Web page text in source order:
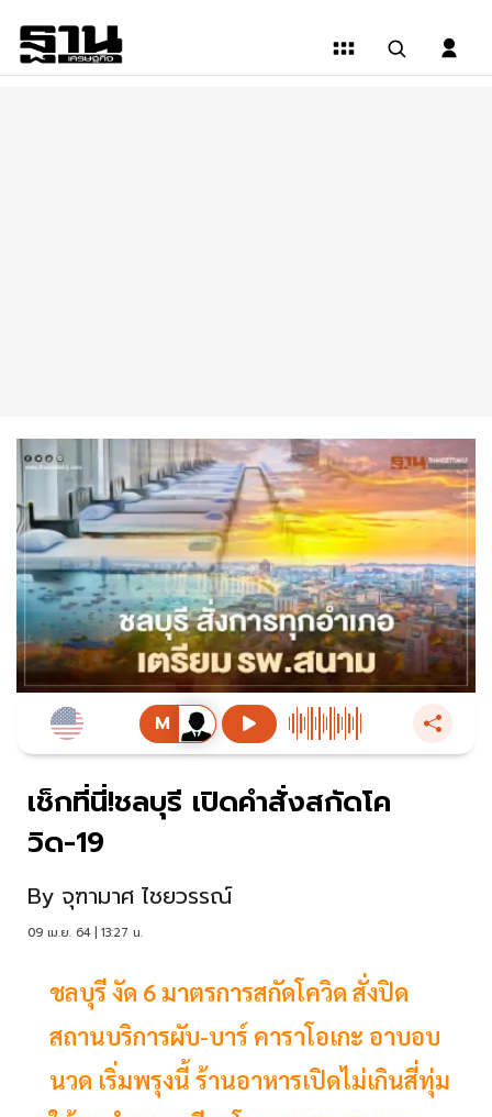
เช็กที่นี่!ชลบุรี เปิดคำสั่งสกัดโค
วิด-19
By จุฑามาศ ไชยวรรณ์
09 เม.ย. 64 | 13:27 น.
ชลบุรี งัด 6 มาตรการสกัดโควิด สั่งปิด
สถานบริการผับ-บาร์ คาราโอเกะ อาบอบ
นวด เริ่มพรุงนี้ ร้านอาหารเปิดไม่เกินสี่ทุ่ม